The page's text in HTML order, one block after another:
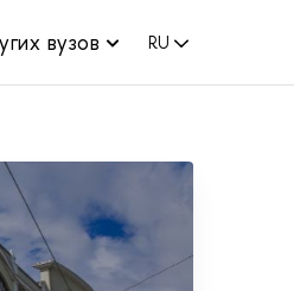
вузов RU